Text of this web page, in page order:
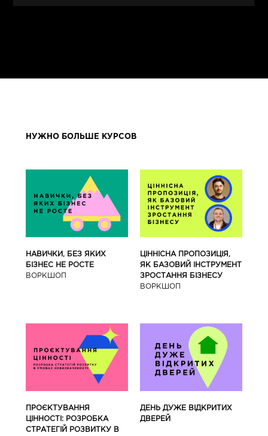
НУЖНО БОЛЬШЕ КУРСОВ
НАВИЧКИ, БЕЗ ЯКИХ
БІЗНЕС НЕ РОСТЕ
ВОРКШОП
ЦІННІСНА ПРОПОЗИЦІЯ,
ЯК БАЗОВИЙ ІНСТРУМЕНТ
ЗРОСТАННЯ БІЗНЕСУ
ВОРКШОП
ПРОЄКТУВАННЯ
ЦІННОСТІ: РОЗРОБКА
СТРАТЕГІЙ РОЗВИТКУ В
ДЕНЬ ДУЖЕ ВІДКРИТИХ
ДВЕРЕЙ